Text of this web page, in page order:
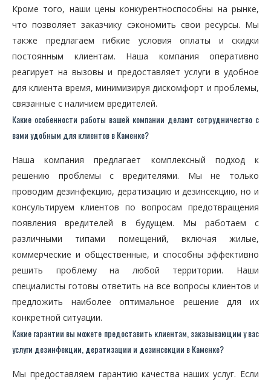
Кроме того, наши цены конкурентноспособны на рынке,
что позволяет заказчику сэкономить свои ресурсы. Мы
также предлагаем гибкие условия оплаты и скидки
постоянным клиентам. Наша компания оперативно
реагирует на вызовы и предоставляет услуги в удобное
для клиента время, минимизируя дискомфорт и проблемы,
связанные с наличием вредителей.
Какие особенности работы вашей компании делают сотрудничество с
вами удобным для клиентов в Каменке?
Наша компания предлагает комплексный подход к
решению проблемы с вредителями. Мы не только
проводим дезинфекцию, дератизацию и дезинсекцию, но и
консультируем клиентов по вопросам предотвращения
появления вредителей в будущем. Мы работаем с
различными типами помещений, включая жилые,
коммерческие и общественные, и способны эффективно
решить проблему на любой территории. Наши
специалисты готовы ответить на все вопросы клиентов и
предложить наиболее оптимальное решение для их
конкретной ситуации.
Какие гарантии вы можете предоставить клиентам, заказывающим у вас
услуги дезинфекции, дератизации и дезинсекции в Каменке?
Мы предоставляем гарантию качества наших услуг. Если